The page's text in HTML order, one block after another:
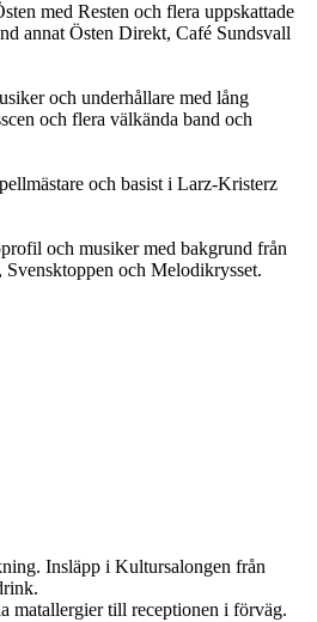
med Resten och flera uppskattade
annat Östen Direkt, Café Sundsvall
och underhållare med lång
och flera välkända band och
och basist i Larz-Kristerz
och musiker med bakgrund från
och Melodikrysset.
Insläpp i Kultursalongen från
matallergier till receptionen i förväg.